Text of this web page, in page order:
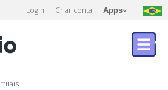
Login Criar conta Apps